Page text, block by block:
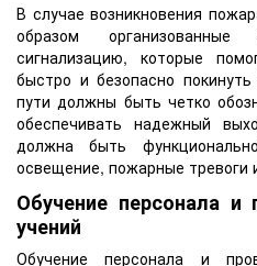
В случае возникновения
образом
сигнализацию, которые
быстро и безопасно
пути должны быть четко
обеспечивать надежный
должна быть
освещение, пожарные тревоги
Обучение персонала и
учений
Обучение персонала и